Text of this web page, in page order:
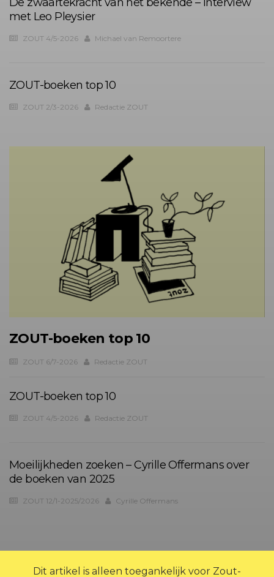
Dit artikel is alleen toegankelijk voor Zout-
met Leo Pleysier
ZOUT 4/5-2026 Michael van Remoortere
ZOUT-boeken top 10
ZOUT 2/3-2026 Redactie ZOUT
ZOUT-boeken top 10
ZOUT 6/7-2026 Redactie ZOUT
ZOUT-boeken top 10
ZOUT 4/5-2026 Redactie ZOUT
Moeilijkheden zoeken – Cyrille Offermans over
de boeken van 2025
ZOUT 12/1-2025/2026 Cyrille Offermans